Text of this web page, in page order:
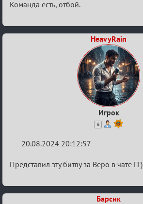
Команда есть, отбой.
HeavyRain
Игрок
6
20.08.2024 20:12:57
Re:
XI
Представил эту битву за Веро в чате ГГ)
Барсик